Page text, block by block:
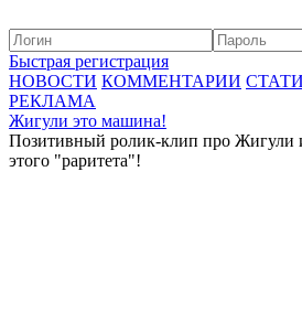
Быстрая регистрация
НОВОСТИ КОММЕНТАРИИ
РЕКЛАМА
Жигули это машина!
Позитивный ролик-клип про Жигули
этого "раритета"!